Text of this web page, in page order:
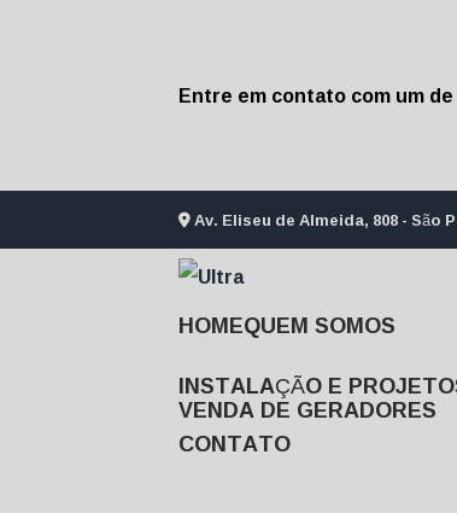
Entre em contato com um
Av. Eliseu de Almeida, 808 - São
HOME QUEM SOMOS
INSTALAÇÃO E
VENDA DE GERADORES
CONTATO